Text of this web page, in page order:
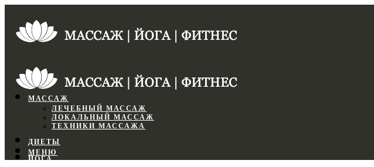
МАССАЖ
ЛЕЧЕБНЫЙ МАССАЖ
ЛОКАЛЬНЫЙ МАССАЖ
ТЕХНИКИ МАССАЖА
ДИЕТЫ
ЙОГА
МЕНЮ